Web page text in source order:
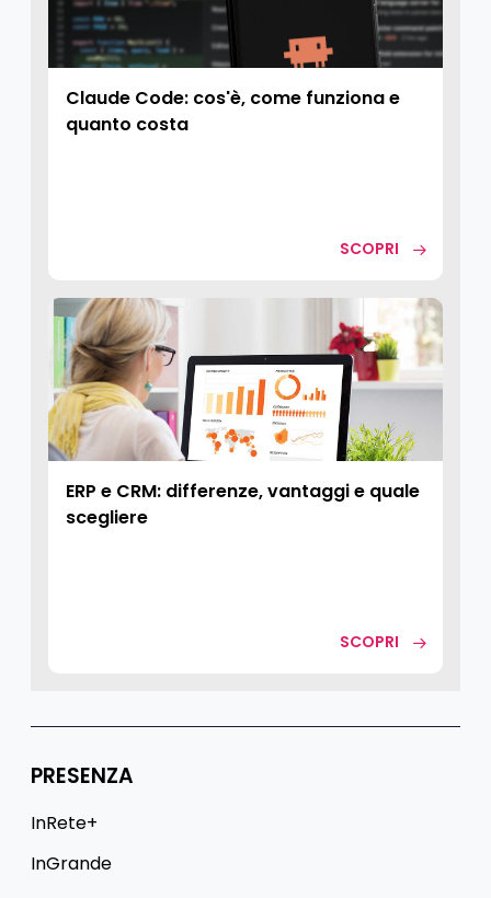
Claude Code: cos'è, come funziona e
quanto costa
SCOPRI
ERP e CRM: differenze, vantaggi e quale
scegliere
SCOPRI
PRESENZA
InRete+
InGrande